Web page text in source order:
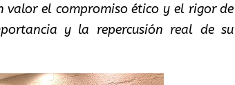
valor el compromiso ético y el rigor de
y la repercusión real de su